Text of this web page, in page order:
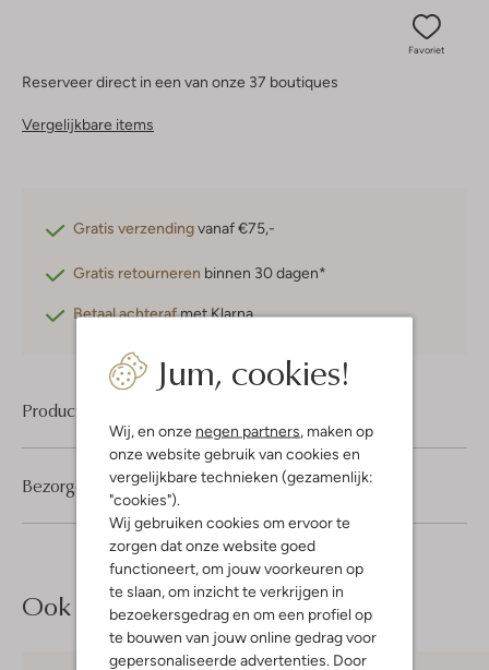
Jum, cookies!
Wij, en onze negen partners , maken op
onze website gebruik van cookies en
vergelijkbare technieken (gezamenlijk:
"cookies").
Wij gebruiken cookies om ervoor te
zorgen dat onze website goed
functioneert, om jouw voorkeuren op
te slaan, om inzicht te verkrijgen in
bezoekersgedrag en om een profiel op
te bouwen van jouw online gedrag voor
gepersonaliseerde advertenties. Door
Favoriet
Reserveer direct in een van onze 37 boutiques
Vergelijkbare items
Gratis verzendingvanaf €75,-
Gratis retourneren binnen 30 dagen*
Betaal achterafmet Klarna
Product informatie
Bezorgen & retourneren
Ook iets voor jou?